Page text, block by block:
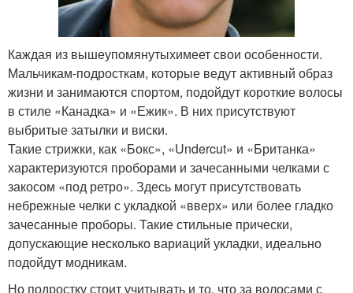
Каждая из вышеупомянутыхимеет свои особенности.
Мальчикам-подросткам, которые ведут активный образ
жизни и занимаются спортом, подойдут короткие волосы
в стиле «Канадка» и «Ежик». В них присутствуют
выбритые затылки и виски.
Такие стрижки, как «Бокс», «Undercut» и «Британка»
характеризуются проборами и зачесанными челками с
закосом «под ретро». Здесь могут присутствовать
небрежные челки с укладкой «вверх» или более гладко
зачесанные проборы. Такие стильные прически,
допускающие несколько вариаций укладки, идеально
подойдут модникам.
Но подростку стоит учитывать и то, что за волосами с